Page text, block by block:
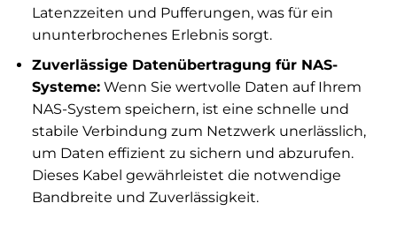
Latenzzeiten und Pufferungen, was für ein
ununterbrochenes Erlebnis sorgt.
Zuverlässige Datenübertragung für NAS-
Systeme:Wenn Sie wertvolle Daten auf Ihrem
NAS-System speichern, ist eine schnelle und
stabile Verbindung zum Netzwerk unerlässlich,
um Daten effizient zu sichern und abzurufen.
Dieses Kabel gewährleistet die notwendige
Bandbreite und Zuverlässigkeit.